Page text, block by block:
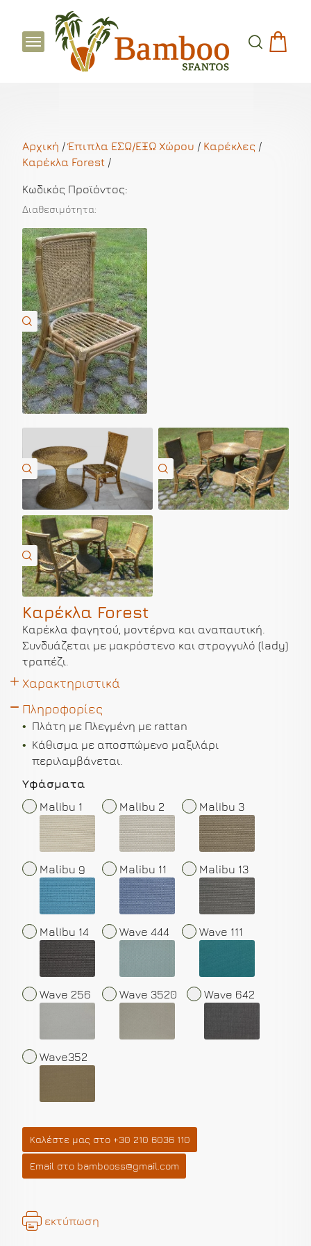
Αρχική /Έπιπλα ΕΣΩ/ΕΞΩ Χώρου / Καρέκλες /
Καρέκλα Forest /
Κωδικός Προϊόντος:
Διαθεσιμότητα:
Καρέκλα Forest
Καρέκλα φαγητού, μοντέρνα και αναπαυτική.
Συνδυάζεται με μακρόστενο και στρογγυλό (lady)
τραπέζι.
Χαρακτηριστικά
Πληροφορίες
Πλάτη με Πλεγμένη με rattan
Κάθισμα με αποσπώμενο μαξιλάρι
περιλαμβάνεται.
Yφάσματα
Malibu 1
Malibu 2 Malibu 3
Malibu 9 Malibu 11 Malibu 13
Malibu 14 Wave 444 Wave 111
Wave 256 Wave 3520 Wave 642
Wave352
Καλέστε μας στο +30 210 6036 110
Email στο bambooss@gmail.com
εκτύπωση